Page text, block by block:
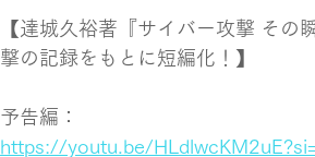
【達城久裕著『サイバー攻撃 そ
撃の記録をもとに短編化！】
予告編：
https://youtu.be/